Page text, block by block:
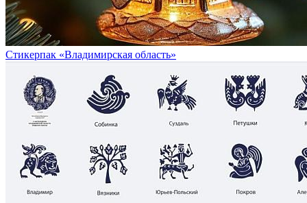
Стикерпак «Владимирская область»